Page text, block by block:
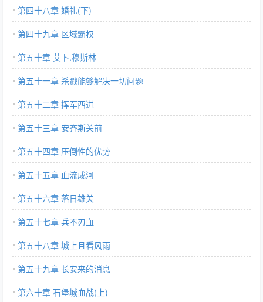
第四十八章 婚礼(下)
第四十九章 区域霸权
第五十章 艾卜.穆斯林
第五十一章 杀戮能够解决一切问题
第五十二章 挥军西进
第五十三章 安齐斯关前
第五十四章 压倒性的优势
第五十五章 血流成河
第五十六章 落日雄关
第五十七章 兵不刃血
第五十八章 城上且看风雨
第五十九章 长安来的消息
第六十章 石堡城血战(上)